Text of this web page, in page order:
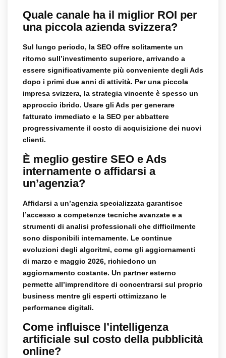
Quale canale ha il miglior ROI per
una piccola azienda svizzera?
Sul lungo periodo, la SEO offre solitamente un
ritorno sull’investimento superiore, arrivando a
essere significativamente più conveniente degli Ads
dopo i primi due anni di attività. Per una piccola
impresa svizzera, la strategia vincente è spesso un
approccio ibrido. Usare gli Ads per generare
fatturato immediato e la SEO per abbattere
progressivamente il costo di acquisizione dei nuovi
clienti.
È meglio gestire SEO e Ads
internamente o affidarsi a
un’agenzia?
Affidarsi a un’agenzia specializzata garantisce
l’accesso a competenze tecniche avanzate e a
strumenti di analisi professionali che difficilmente
sono disponibili internamente. Le continue
evoluzioni degli algoritmi, come gli aggiornamenti
di marzo e maggio 2026, richiedono un
aggiornamento costante. Un partner esterno
permette all’imprenditore di concentrarsi sul proprio
business mentre gli esperti ottimizzano le
performance digitali.
Come influisce l’intelligenza
artificiale sul costo della pubblicità
online?